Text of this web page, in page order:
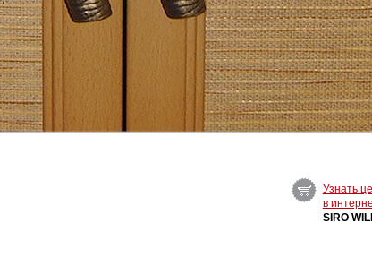
Узнать
в
SIRO